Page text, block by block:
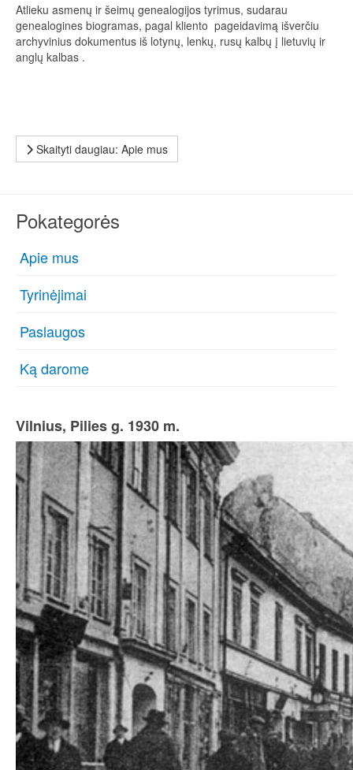
Atlieku asmenų ir šeimų genealogijos tyrimus, sudarau
genealogines biogramas, pagal kliento pageidavimą išverčiu
archyvinius dokumentus iš lotynų, lenkų, rusų kalbų į lietuvių ir
anglų kalbas .
Skaityti daugiau: Apie mus
Pokategorės
Apie mus
Tyrinėjimai
Paslaugos
Ką darome
Vilnius, Pilies g. 1930 m.